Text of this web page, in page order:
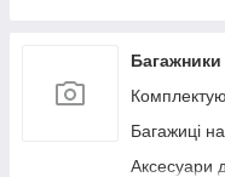
Багажиці
Аксесуари